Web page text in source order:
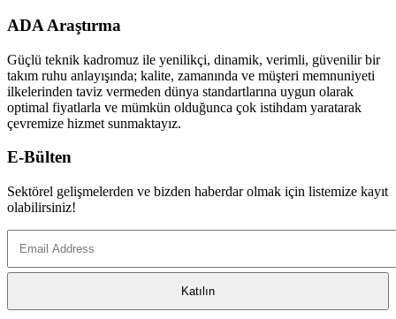
ADA Araştırma
Güçlü teknik kadromuz ile yenilikçi, dinamik, verimli, güvenilir bir
takım ruhu anlayışında; kalite, zamanında ve müşteri memnuniyeti
ilkelerinden taviz vermeden dünya standartlarına uygun olarak
optimal fiyatlarla ve mümkün olduğunca çok istihdam yaratarak
çevremize hizmet sunmaktayız.
E-Bülten
Sektörel gelişmelerden ve bizden haberdar olmak için listemize kayıt
olabilirsiniz!